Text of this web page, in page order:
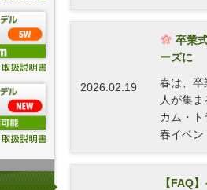
2026.02.19
卒業
ーズに
春は、卒
人が集
カム・
春イベン
【FAQ